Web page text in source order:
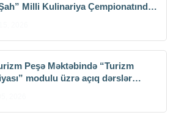
Şah” Milli Kulinariya Çempionatında
Peşə Məktəbində “Turizm
modulu üzrə açıq dərslər